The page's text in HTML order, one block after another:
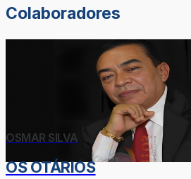
Colaboradores
OSMAR SILVA
OS OTÁRIOS